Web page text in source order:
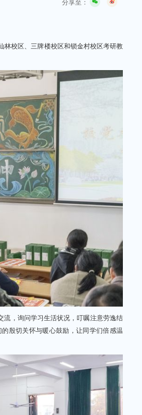
分享至：
校区、三牌楼校区和锁金村校区考研教
，询问学习生活状况，叮嘱注意劳逸结
殷切关怀与暖心鼓励，让同学们倍感温